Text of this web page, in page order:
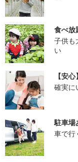
食べ放
子供も
い
【安
確実に
駐車場
車で行